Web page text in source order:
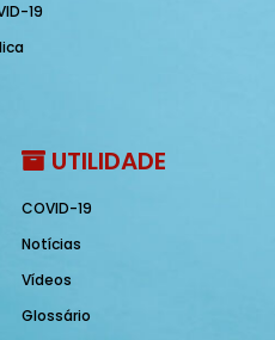
19
UTILIDADE
COVID-19
Notícias
Vídeos
Glossário